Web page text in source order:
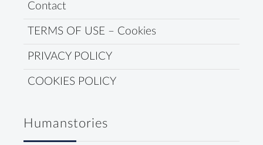
Contact
TERMS OF USE – Cookies
PRIVACY POLICY
COOKIES POLICY
Humanstories